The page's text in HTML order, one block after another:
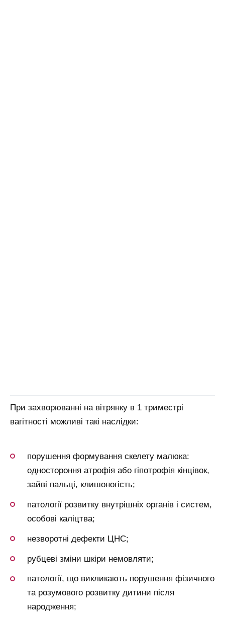
При захворюванні на вітрянку в 1 триместрі
вагітності можливі такі наслідки:
порушення формування скелету малюка:
одностороння атрофія або гіпотрофія кінцівок,
зайві пальці, клишоногість;
патології розвитку внутрішніх органів і систем,
особові каліцтва;
незворотні дефекти ЦНС;
рубцеві зміни шкіри немовляти;
патології, що викликають порушення фізичного
та розумового розвитку дитини після
народження;